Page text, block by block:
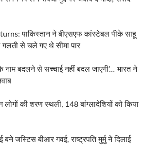
पाकिस्तान ने बीएसएफ कांस्टेबल पीके साहू
गलती से चले गए थे सीमा पार
नाम बदलने से सच्चाई नहीं बदल जाएगी’… भारत ने
लोगों की शरण स्थली, 148 बांग्लादेशियों को किया
जस्टिस बीआर गवई, राष्ट्रपति मुर्मु ने दिलाई